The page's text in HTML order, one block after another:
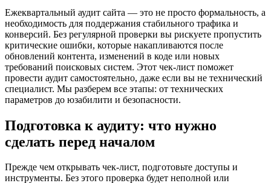
Ежеквартальный аудит сайта — это не просто формальность, а
необходимость для поддержания стабильного трафика и
конверсий. Без регулярной проверки вы рискуете пропустить
критические ошибки, которые накапливаются после
обновлений контента, изменений в коде или новых
требований поисковых систем. Этот чек-лист поможет
провести аудит самостоятельно, даже если вы не технический
специалист. Мы разберем все этапы: от технических
параметров до юзабилити и безопасности.
Подготовка к аудиту: что нужно
сделать перед началом
Прежде чем открывать чек-лист, подготовьте доступы и
инструменты. Без этого проверка будет неполной или